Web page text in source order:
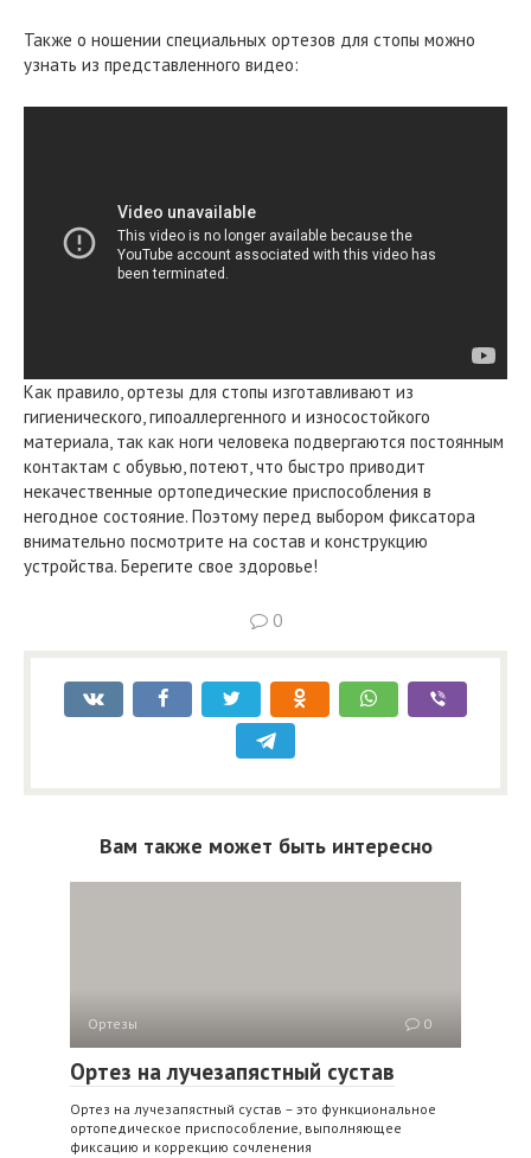
Также о ношении специальных ортезов для стопы можно
узнать из представленного видео:
Как правило, ортезы для стопы изготавливают из
гигиенического, гипоаллергенного и износостойкого
материала, так как ноги человека подвергаются постоянным
контактам с обувью, потеют, что быстро приводит
некачественные ортопедические приспособления в
негодное состояние. Поэтому перед выбором фиксатора
внимательно посмотрите на состав и конструкцию
устройства. Берегите свое здоровье!
0
Вам также может быть интересно
Ортезы 0
Ортез на лучезапястный сустав
Ортез на лучезапястный сустав – это функциональное
ортопедическое приспособление, выполняющее
фиксацию и коррекцию сочленения